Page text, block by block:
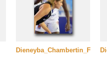
Dieneyba_Chambertin_F